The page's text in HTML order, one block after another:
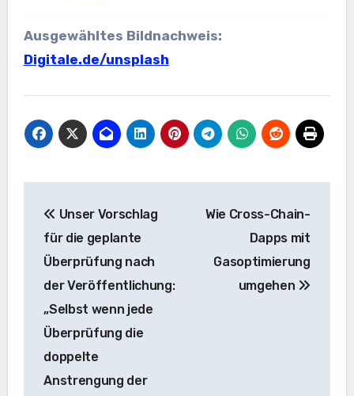
Ausgewähltes Bildnachweis:
Digitale.de/unsplash
Navigation
Unser Vorschlag
für die geplante
Überprüfung nach
der Veröffentlichung:
„Selbst wenn jede
Überprüfung die
doppelte
Anstrengung der
Wie Cross-Chain-
Dapps mit
Gasoptimierung
umgehen